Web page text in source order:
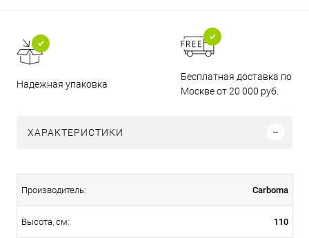
Надежная упаковка
Бесплатная доставка по
Москве от 20 000 руб.
ХАРАКТЕРИСТИКИ
Производитель: Carboma
Высота, см: 110